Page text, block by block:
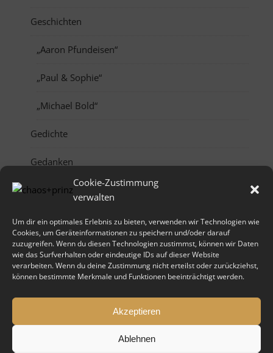
Cookie-Zustimmung
verwalten
Um dir ein optimales Erlebnis zu bieten, verwenden wir Technologien wie
Cookies, um Geräteinformationen zu speichern und/oder darauf
zuzugreifen. Wenn du diesen Technologien zustimmst, können wir Daten
wie das Surfverhalten oder eindeutige IDs auf dieser Website
verarbeiten. Wenn du deine Zustimmung nicht erteilst oder zurückziehst,
können bestimmte Merkmale und Funktionen beeinträchtigt werden.
Akzeptieren
Ablehnen
Geschichten
„Aaron Pfundeisen“
„Paul & Sophie“
„Michael Bold“
Gedichte
Gedanken
Comics
Monddrache
Kaleidoskop
Shop